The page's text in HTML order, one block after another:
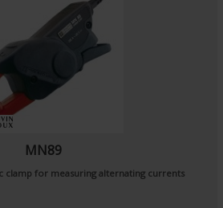
MN89
clamp for measuring alternating currents